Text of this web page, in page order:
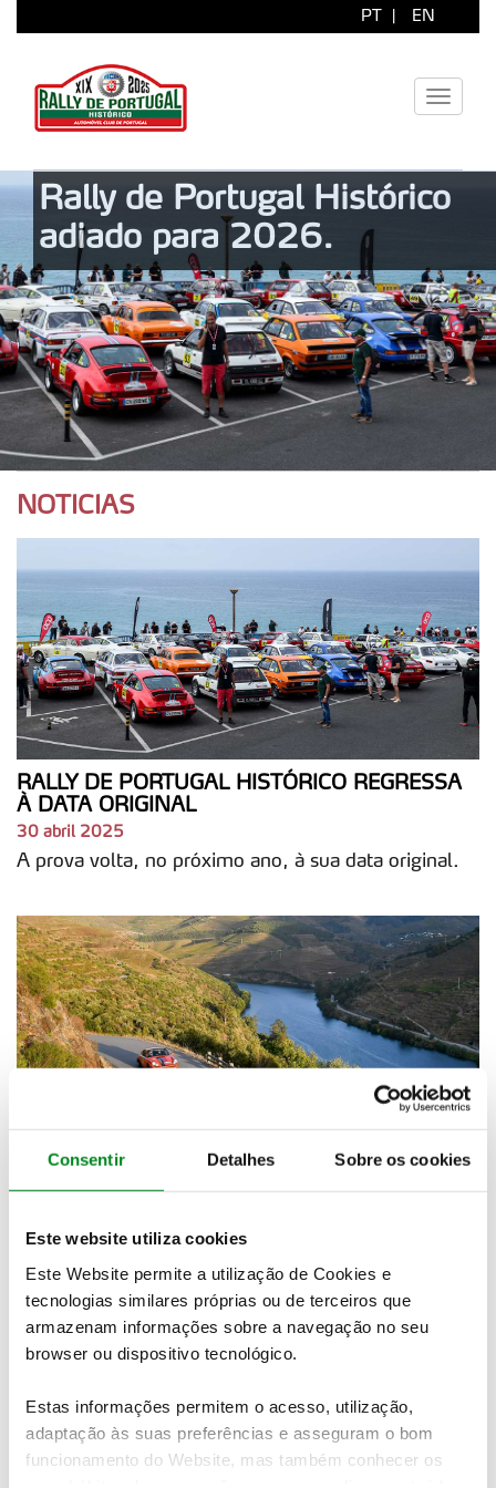
Consentir Detalhes Sobre os cookies
Este website utiliza cookies
Este Website permite a utilização de Cookies e
tecnologias similares próprias ou de terceiros que
armazenam informações sobre a navegação no seu
browser ou dispositivo tecnológico.
Estas informações permitem o acesso, utilização,
adaptação às suas preferências e asseguram o bom
funcionamento do Website, mas também conhecer os
PT | EN
Toggle
Rally de Portugal Histórico
adiado para 2026.
NOTICIAS
RALLY DE PORTUGAL HISTÓRICO REGRESSA
À DATA ORIGINAL
30 abril 2025
A prova volta, no próximo ano, à sua data original.
RALLY DE PORTUGAL HISTÓRICO COM
A prova do Automóvel Club de Portugal tem data
de novidades